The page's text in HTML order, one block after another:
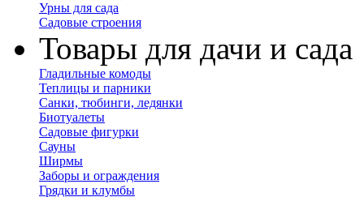
Урны для сада
Садовые строения
Товары для дачи и сада
Гладильные комоды
Теплицы и парники
Санки, тюбинги, ледянки
Биотуалеты
Садовые фигурки
Сауны
Ширмы
Заборы и ограждения
Грядки и клумбы